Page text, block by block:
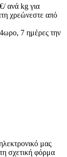
ανά kg για
χρεώνεστε από
7 ημέρες την
μας
σχετική φόρμα